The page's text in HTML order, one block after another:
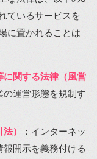
ているサービスを
に置かれることは
に関する法律（風営
の運営形態を規制す
）
：インターネッ
報開示を義務付ける